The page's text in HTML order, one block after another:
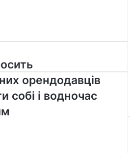
орендодавців
собі і водночас